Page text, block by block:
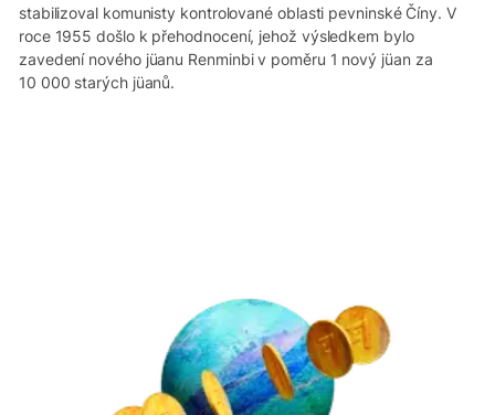
stabilizoval komunisty kontrolované oblasti pevninské Číny. V
roce 1955 došlo k přehodnocení, jehož výsledkem bylo
zavedení nového jüanu Renminbi v poměru 1 nový jüan za
10 000 starých jüanů.